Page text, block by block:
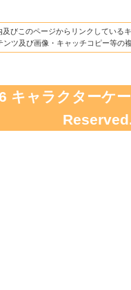
及びこのページからリンクしている
ンツ及び画像・キャッチコピー等の
キャラクターケ